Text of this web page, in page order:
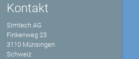
Kontakt
Simtech AG
Finkenweg 23
3110 Münsingen
Schweiz